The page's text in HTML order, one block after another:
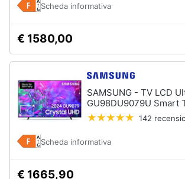
Scheda informativa
€ 1580,00
SAMSUNG - TV LCD
GU98DU9079U Smart
142
Scheda informativa
€ 1665,90